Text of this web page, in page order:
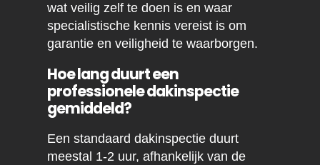
wat veilig zelf te doen is en waar
specialistische kennis vereist is om
garantie en veiligheid te waarborgen.
Hoe lang duurt een
professionele dakinspectie
gemiddeld?
Een standaard dakinspectie duurt
meestal 1-2 uur, afhankelijk van de